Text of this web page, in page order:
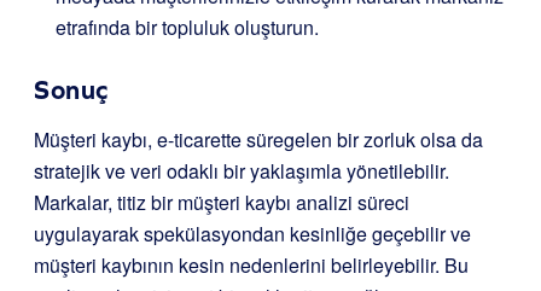
etrafında bir topluluk oluşturun.
Sonuç
Müşteri kaybı, e-ticarette süregelen bir zorluk olsa da
stratejik ve veri odaklı bir yaklaşımla yönetilebilir.
Markalar, titiz bir müşteri kaybı analizi süreci
uygulayarak spekülasyondan kesinliğe geçebilir ve
müşteri kaybının kesin nedenlerini belirleyebilir. Bu